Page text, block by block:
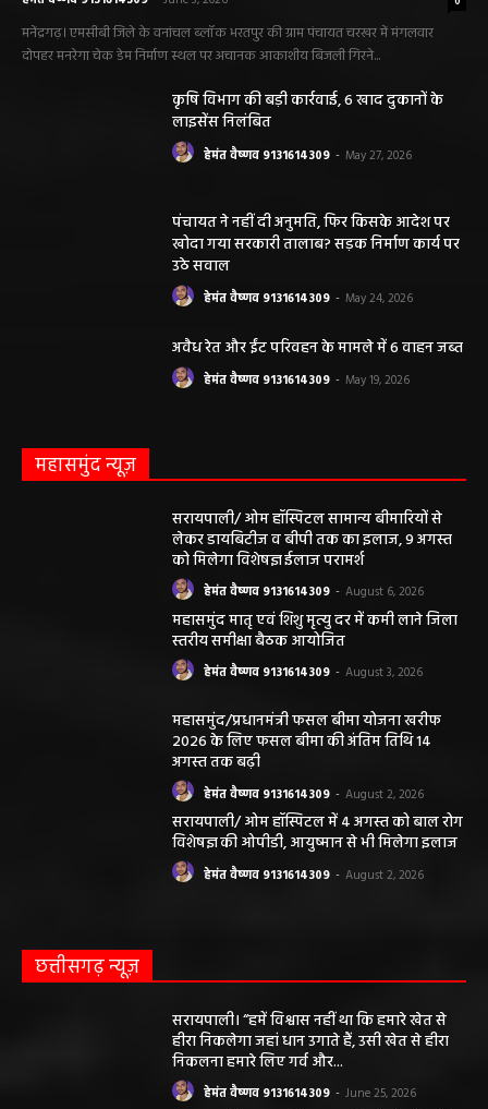
मनेंद्रगढ़। एमसीबी जिले के वनांचल ब्लॉक भरतपुर की ग्राम पंचायत चरखर में मंगलवार
दोपहर मनरेगा चेक डेम निर्माण स्थल पर अचानक आकाशीय बिजली गिरने...
कृषि विभाग की बड़ी कार्रवाई, 6 खाद दुकानों के
लाइसेंस निलंबित
हेमंत वैष्णव 9131614309 - May 27, 2026
पंचायत ने नहीं दी अनुमति, फिर किसके आदेश पर
खोदा गया सरकारी तालाब? सड़क निर्माण कार्य पर
उठे सवाल
हेमंत वैष्णव 9131614309 - May 24, 2026
अवैध रेत और ईंट परिवहन के मामले में 6 वाहन जब्त
हेमंत वैष्णव 9131614309 - May 19, 2026
महासमुंद न्यूज़
सरायपाली/ ओम हॉस्पिटल सामान्य बीमारियों से
लेकर डायबिटीज व बीपी तक का इलाज, 9 अगस्त
को मिलेगा विशेषज्ञ ईलाज परामर्श
हेमंत वैष्णव 9131614309 - August 6, 2026
महासमुंद मातृ एवं शिशु मृत्यु दर में कमी लाने जिला
स्तरीय समीक्षा बैठक आयोजित
हेमंत वैष्णव 9131614309 - August 3, 2026
महासमुंद/प्रधानमंत्री फसल बीमा योजना खरीफ
2026 के लिए फसल बीमा की अंतिम तिथि 14
अगस्त तक बढ़ी
हेमंत वैष्णव 9131614309 - August 2, 2026
सरायपाली/ ओम हॉस्पिटल में 4 अगस्त को बाल रोग
विशेषज्ञ की ओपीडी, आयुष्मान से भी मिलेगा इलाज
हेमंत वैष्णव 9131614309 - August 2, 2026
छत्तीसगढ़ न्यूज़
सरायपाली। “हमें विश्वास नहीं था कि हमारे खेत से
हीरा निकलेगा जहां धान उगाते हैं, उसी खेत से हीरा
निकलना हमारे लिए गर्व और...
हेमंत वैष्णव 9131614309 - June 25, 2026